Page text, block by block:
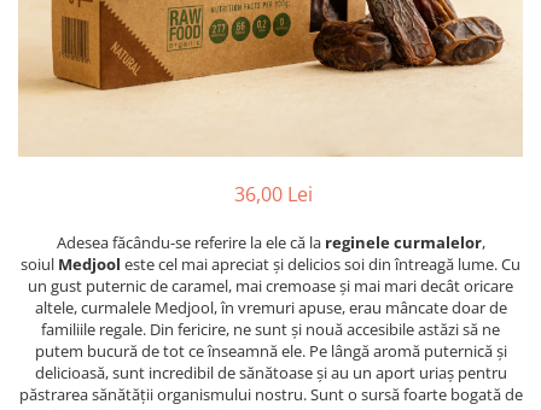
SUPERALIMENTE
LACTATE
BACANIE
TOATE PRODUSELE
36,00 Lei
Adesea făcându-se referire la ele că la reginele curmalelor,
soiul Medjool este cel mai apreciat și delicios soi din întreagă lume. Cu
un gust puternic de caramel, mai cremoase și mai mari decât oricare
altele, curmalele Medjool, în vremuri apuse, erau mâncate doar de
familiile regale. Din fericire, ne sunt și nouă accesibile astăzi să ne
putem bucură de tot ce înseamnă ele. Pe lângă aromă puternică și
delicioasă, sunt incredibil de sănătoase și au un aport uriaș pentru
păstrarea sănătății organismului nostru. Sunt o sursă foarte bogată de